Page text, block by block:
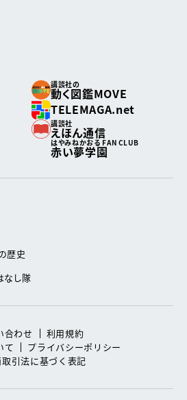
講談社の
動く図鑑MOVE
TELEMAGA.net
講談社
えほん通信
はやみねかおる FAN CLUB
赤い夢学園
歴史
なし隊
合わせ
利用規約
て
プライバシーポリシー
引法に基づく表記